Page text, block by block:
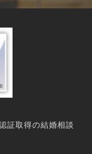
証取得の結婚相談